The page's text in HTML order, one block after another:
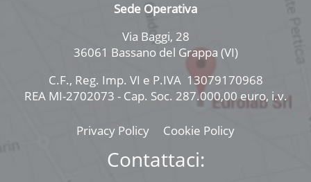
Sede Operativa
Via Baggi, 28
36061 Bassano del Grappa (VI)
C.F., Reg. Imp. VI e P.IVA 13079170968
REA MI-2702073 - Cap. Soc. 287.000,00 euro, i.v.
Privacy Policy Cookie Policy
Contattaci: